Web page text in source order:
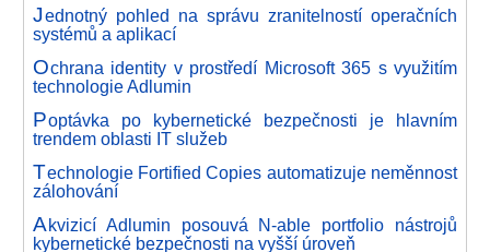
Jednotný pohled na správu zranitelností operačních
systémů a aplikací
Ochrana identity v prostředí Microsoft 365 s využitím
technologie Adlumin
Poptávka po kybernetické bezpečnosti je hlavním
trendem oblasti IT služeb
Technologie Fortified Copies automatizuje neměnnost
zálohování
Akvizicí Adlumin posouvá N-able portfolio nástrojů
kybernetické bezpečnosti na vyšší úroveň